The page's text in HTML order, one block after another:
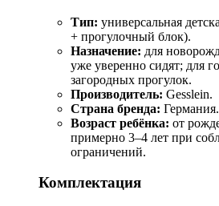
Тип: универсальная
+ прогулочный блок).
Назначение: для
уже уверенно сидят; для
загородных прогулок.
Производитель: Gesslein.
Страна бренда: Германия.
Возраст ребёнка: от
примерно 3–4 лет при
ограничений.
Комплектация